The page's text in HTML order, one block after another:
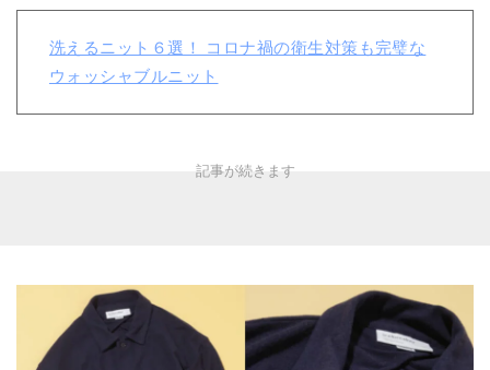
洗えるニット６選！ コロナ禍の衛生対策も完璧な
ウォッシャブルニット